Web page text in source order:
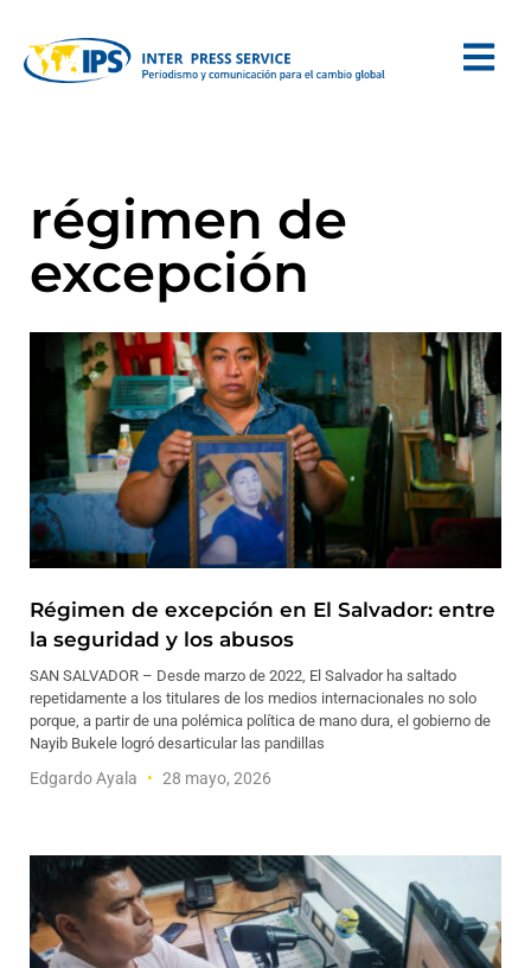
régimen de
excepción
Régimen de excepción en El Salvador: entre
la seguridad y los abusos
SAN SALVADOR – Desde marzo de 2022, El Salvador ha saltado
repetidamente a los titulares de los medios internacionales no solo
porque, a partir de una polémica política de mano dura, el gobierno de
Nayib Bukele logró desarticular las pandillas
Edgardo Ayala 28 mayo, 2026